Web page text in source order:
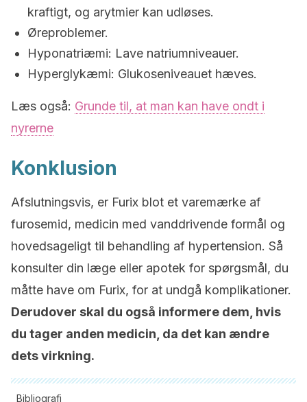
kraftigt, og arytmier kan udløses.
Øreproblemer.
Hyponatriæmi: Lave natriumniveauer.
Hyperglykæmi: Glukoseniveauet hæves.
Læs også: Grunde til, at man kan have ondt i
nyrerne
Konklusion
Afslutningsvis, er Furix blot et varemærke af
furosemid, medicin med vanddrivende formål og
hovedsageligt til behandling af hypertension. Så
konsulter din læge eller apotek for spørgsmål, du
måtte have om Furix, for at undgå komplikationer.
Derudover skal du også informere dem, hvis
du tager anden medicin, da det kan ændre
dets virkning.
Bibliografi